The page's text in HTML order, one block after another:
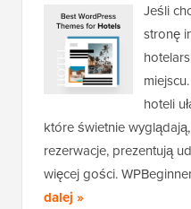
Jeśli
stronę
hoteli
które świetnie
rezerwacje, prezentują
więcej gości.
dalej »